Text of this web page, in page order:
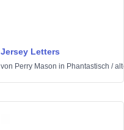
Jersey Letters
von Perry Mason in Phantastisch /